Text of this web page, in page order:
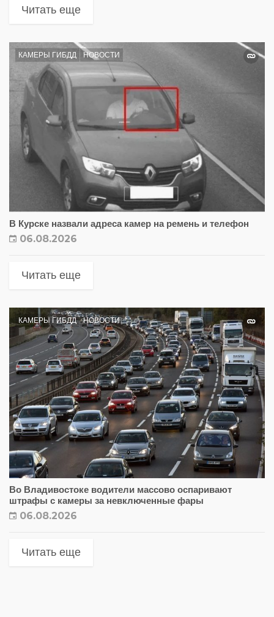
Читать еще
КАМЕРЫ ГИБДД НОВОСТИ
В Курске назвали адреса камер на ремень и телефон
06.08.2026
Читать еще
КАМЕРЫ ГИБДД НОВОСТИ
Во Владивостоке водители массово оспаривают
штрафы с камеры за невключенные фары
06.08.2026
Читать еще